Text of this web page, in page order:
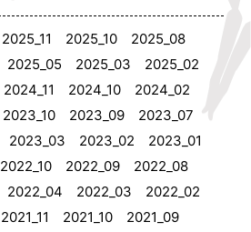
2025_11 2025_10
2025_08
2025_05 2025_03
2025_02
2024_11 2024_10
2024_02
2023_10 2023_09
2023_07
2023_03 2023_02
2023_01
2022_10 2022_09
2022_08
2022_04 2022_03
2022_02
2021_11 2021_10
2021_09